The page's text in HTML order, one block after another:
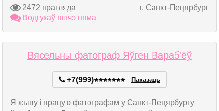
2472 прагляда
г. Санкт-Пецярбург
Водгукаў яшчэ няма
Вясельны фатограф Яўген Вараб'ёў
+7(999)******* Паказаць
Я жыву і працую фатографам у Санкт-Пецярбургу